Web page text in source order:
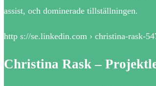
assist, och dominerade tillställningen.
http s://se.linkedin.com › christina-rask-
Christina Rask –